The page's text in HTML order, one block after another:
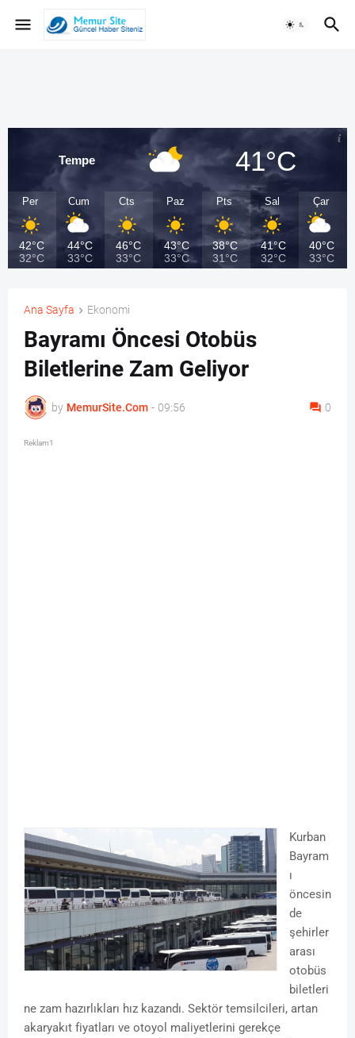
Tempe 41°C
Per
42°C
32°C
Cum
44°C
33°C
Cts
46°C
33°C
Paz
43°C
33°C
Pts
38°C
31°C
Sal
41°C
32°C
Çar
40°C
33°C
Ana Sayfa Ekonomi
Bayramı Öncesi Otobüs
Biletlerine Zam Geliyor
by MemurSite.Com - 09:56 0
Reklam1
Kurban
Bayram
ı
öncesin
de
şehirler
arası
otobüs
biletleri
ne zam hazırlıkları hız kazandı. Sektör temsilcileri, artan
akaryakıt fiyatları ve otoyol maliyetlerini gerekçe